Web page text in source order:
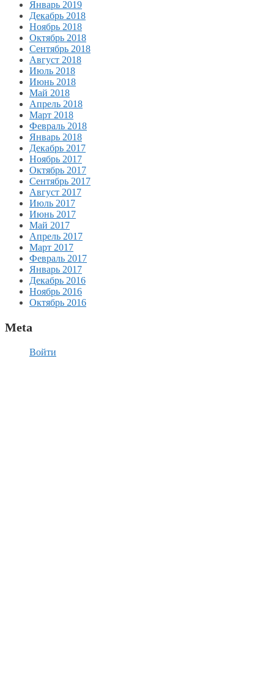
Январь 2019
Декабрь 2018
Ноябрь 2018
Октябрь 2018
Сентябрь 2018
Август 2018
Июль 2018
Июнь 2018
Май 2018
Апрель 2018
Март 2018
Февраль 2018
Январь 2018
Декабрь 2017
Ноябрь 2017
Октябрь 2017
Сентябрь 2017
Август 2017
Июль 2017
Июнь 2017
Май 2017
Апрель 2017
Март 2017
Февраль 2017
Январь 2017
Декабрь 2016
Ноябрь 2016
Октябрь 2016
Meta
Войти